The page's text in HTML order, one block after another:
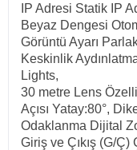
IP Adresi Statik IP
Beyaz Dengesi
Görüntü Ayarı
Keskinlik
Lights,
30 metre Lens
Açısı Yatay:80°,
Odaklanma Dijital
Giriş ve Çıkış (G/Ç)